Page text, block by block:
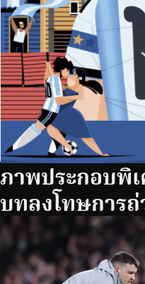
ภาพประกอบพิ
บทลงโทษการถ่